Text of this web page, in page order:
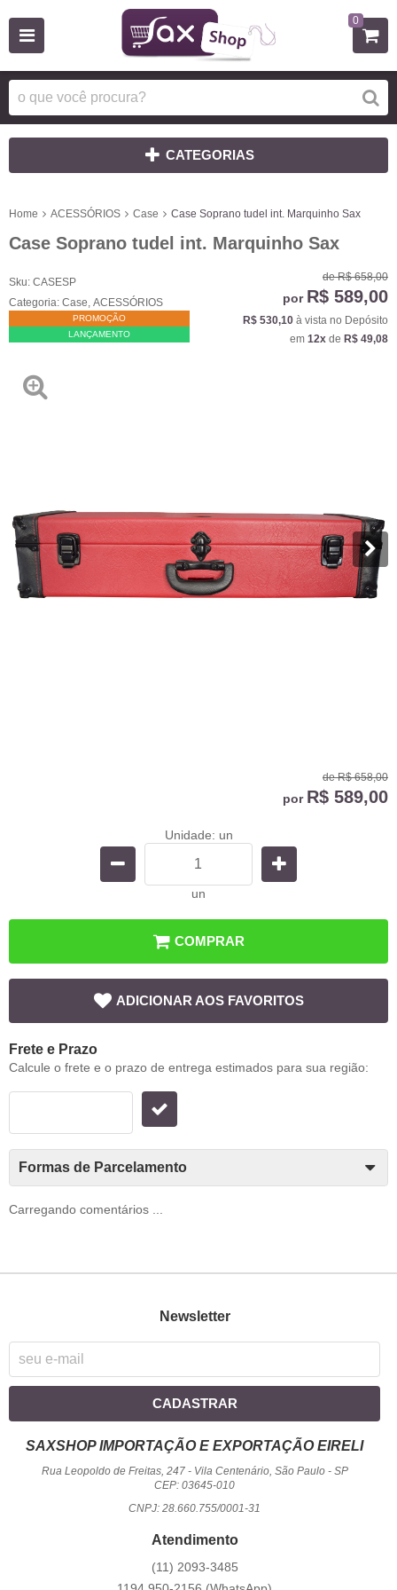
0
CATEGORIAS
Home ACESSÓRIOS Case Case Soprano tudel int. Marquinho Sax
Case Soprano tudel int. Marquinho Sax
Sku: CASESP
Categoria: Case ACESSÓRIOS
PROMOÇÃO
LANÇAMENTO
de R$ 658,00
por R$ 589,00
R$ 530,10 à vista no Depósito
em 12x de R$ 49,08
de R$ 658,00
por R$ 589,00
Unidade: un
un
COMPRAR
ADICIONAR AOS FAVORITOS
Frete e Prazo
Calcule o frete e o prazo de entrega estimados para sua região:
Formas de Parcelamento
Carregando comentários ...
Newsletter
CADASTRAR
SAXSHOP IMPORTAÇÃO E EXPORTAÇÃO EIRELI
Rua Leopoldo de Freitas, 247- Vila Centenário, São Paulo- SP
CEP: 03645-010
CNPJ: 28.660.755/0001-31
Atendimento
(11) 2093-3485